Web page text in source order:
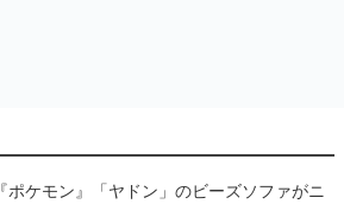
『ポケモン』「ヤドン」のビーズソファがニ